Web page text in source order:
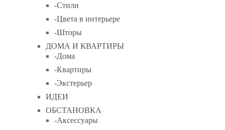
-Стили
-Цвета в интерьере
-Шторы
ДОМА И КВАРТИРЫ
-Дома
-Квартиры
-Экстерьер
ИДЕИ
ОБСТАНОВКА
-Аксессуары